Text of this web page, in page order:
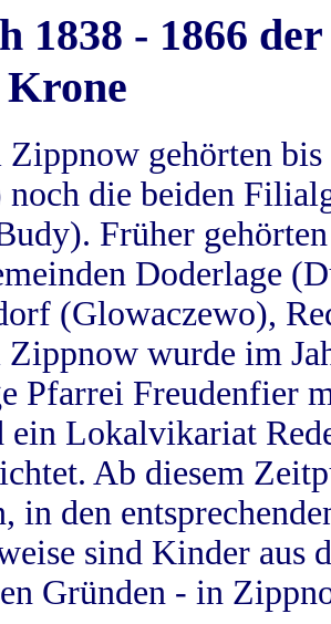
1838 - 1866
Krone
gehörten
die beiden
Früher
Doderlage
(Glowaczewo),
wurde im
Pfarrei Freudenfier
ein Lokalvikariat
Ab diesem
in den
sind Kinder aus
Gründen - in